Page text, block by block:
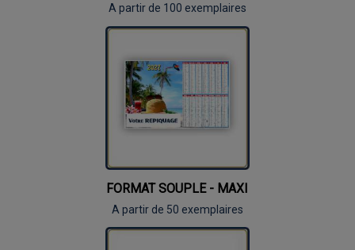
A partir de 100 exemplaires
FORMAT SOUPLE - MAXI
A partir de 50 exemplaires